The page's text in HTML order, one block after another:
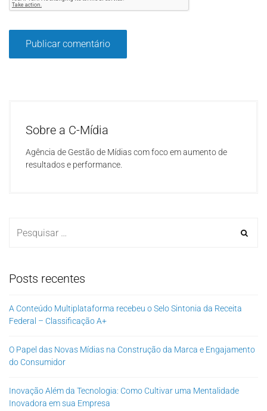
Sobre a C-Mídia
Agência de Gestão de Mídias com foco em aumento de
resultados e performance.
Posts recentes
A Conteúdo Multiplataforma recebeu o Selo Sintonia da Receita
Federal – Classificação A+
O Papel das Novas Mídias na Construção da Marca e Engajamento
do Consumidor
Inovação Além da Tecnologia: Como Cultivar uma Mentalidade
Inovadora em sua Empresa